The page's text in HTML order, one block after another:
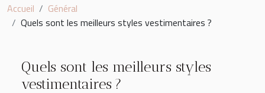
Accueil
Général
Quels sont les meilleurs styles vestimentaires ?
Quels sont les meilleurs styles
vestimentaires ?